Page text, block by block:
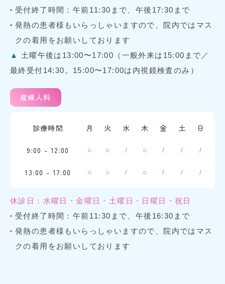
受付終了時間：午前11:30まで、午後17:30まで
発熱の患者様もいらっしゃいますので、院内ではマス
クの着用をお願いしております
▲
土曜午後は13:00〜17:00（一般外来は15:00まで／
最終受付14:30。15:00〜17:00は内視鏡検査のみ）
産婦人科
診療時間 月 火 水 木 金 土 日
9:00 - 12:00 ○ ○ / ○ / / /
13:00 - 17:00 ○ ○ / ○ / / /
休診日：水曜日・金曜日・土曜日・日曜日・祝日
受付終了時間：午前11:30まで、午後16:30まで
発熱の患者様もいらっしゃいますので、院内ではマス
クの着用をお願いしております